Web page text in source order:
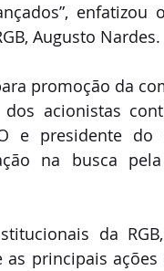
enfatizou
Augusto Nardes.
promoção da
acionistas
e presidente do
na busca
da
principais ações